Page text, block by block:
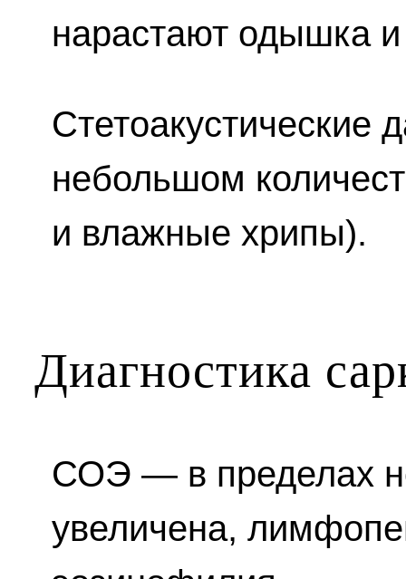
нарастают одышка
Стетоакустические
небольшом
и влажные хрипы).
Диагностика
СОЭ — в пределах
увеличена,